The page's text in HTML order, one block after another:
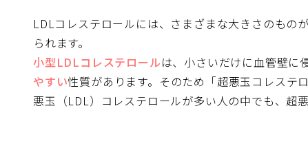
LDLコレステロールには、さまざまな大きさのもの
られます。
小型LDLコレステロールは、小さいだけに血管壁に
やすい性質があります。そのため「超悪玉コレステ
悪玉（LDL）コレステロールが多い人の中でも、超